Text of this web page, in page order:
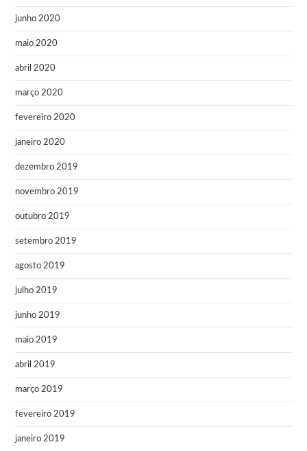
junho 2020
maio 2020
abril 2020
março 2020
fevereiro 2020
janeiro 2020
dezembro 2019
novembro 2019
outubro 2019
setembro 2019
agosto 2019
julho 2019
junho 2019
maio 2019
abril 2019
março 2019
fevereiro 2019
janeiro 2019